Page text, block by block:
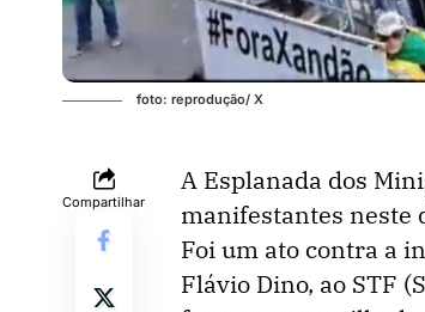
foto: reprodução/ X
Compartilhar
A Esplanada dos
manifestantes neste
Foi um ato contra a
Flávio Dino, ao STF